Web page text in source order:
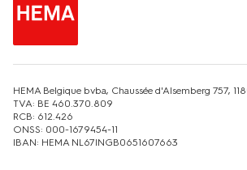
HEMA Belgique bvba, Chaussée d'Alsemberg 757,
TVA: BE 460.370.809
RCB: 612.426
ONSS: 000-1679454-11
IBAN: HEMA NL67INGB0651607663